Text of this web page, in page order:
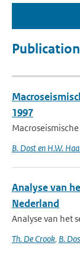
1997
B. Dost en H.W.
Analyse van
Nederland
Analyse van het
Th. De Crook, B.